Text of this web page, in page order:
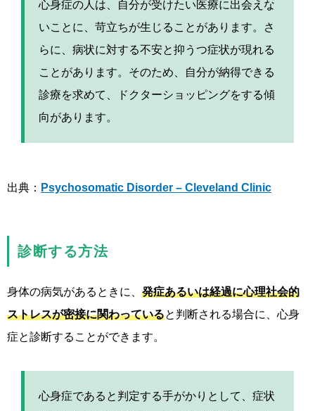
心身症の人は、自分が受けたい医療に出会えな
いことに、苛立ちが生じることがあります。さ
らに、病状に対する不安と抑うつ症状が現れる
ことがあります。そのため、自分が納得できる
診療を求めて、ドクターショッピングをする傾
向があります。
出典： Psychosomatic Disorder – Cleveland Clinic
診断する方法
身体の病気があるときに、 発症あるいは経過に心理社会的
ストレスが密接に関わっていると判断される場合に、心身
症と診断することができます。
心身症であると判定する手がかりとして、症状